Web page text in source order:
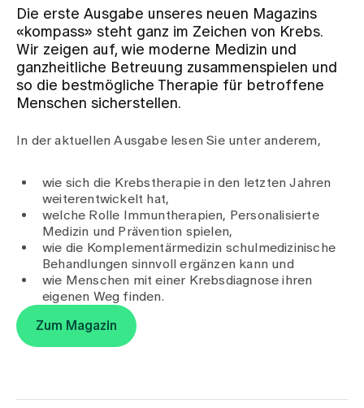
Aufenthalt
Team
Events
Über uns
Aktuelles
Die erste Ausgabe unseres neuen Magazins
«kompass» steht ganz im Zeichen von Krebs.
Wir zeigen auf, wie moderne Medizin und
ganzheitliche Betreuung zusammenspielen und
so die bestmögliche Therapie für betroffene
Menschen sicherstellen.
In der aktuellen Ausgabe lesen Sie unter anderem,
wie sich die Krebstherapie in den letzten Jahren
weiterentwickelt hat,
welche Rolle Immuntherapien, Personalisierte
Medizin und Prävention spielen,
wie die Komplementärmedizin schulmedizinische
Behandlungen sinnvoll ergänzen kann und
wie Menschen mit einer Krebsdiagnose ihren
eigenen Weg finden.
Zum Magazin